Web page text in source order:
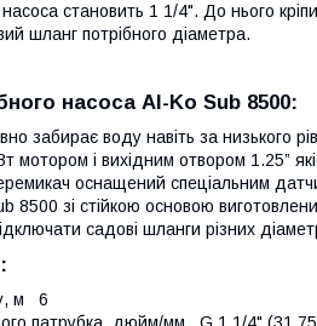
становить 1 1/4". До нього
шланг потрібного діаметра.
насоса Al-Ko Sub 8500:
забирає воду навіть за низького
мотором і вихідним отвором 1.25”
оснащений спеціальним
8500 зі стійкою основою
садові шланги різних
м 6